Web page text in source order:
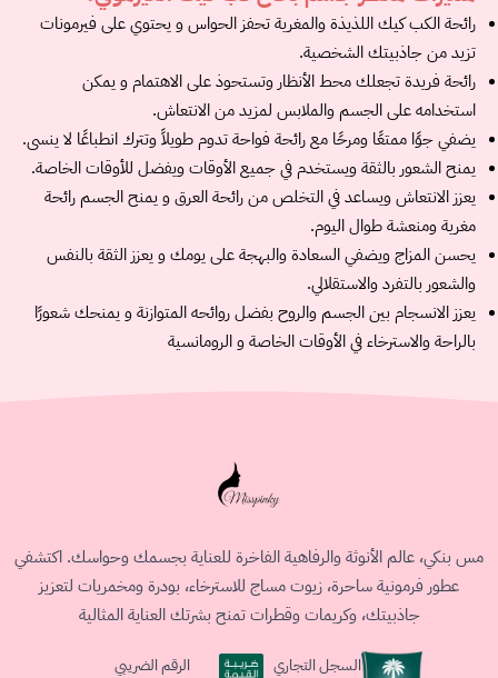
رائحة الكب كيك اللذيذة والمغرية تحفز الحواس و يحتوي على فيرمونات
تزيد من جاذبيتك الشخصية.
رائحة فريدة تجعلك محط الأنظار وتستحوذ على الاهتمام و يمكن
استخدامه على الجسم والملابس لمزيد من الانتعاش.
يضفي جوًا ممتعًا ومرحًا مع رائحة فواحة تدوم طويلاً وتترك انطباعًا لا ينسى.
يمنح الشعور بالثقة ويستخدم في جميع الأوقات ويفضل للأوقات الخاصة.
يعزز الانتعاش ويساعد في التخلص من رائحة العرق و يمنح الجسم رائحة
مغرية ومنعشة طوال اليوم.
يحسن المزاج ويضفي السعادة والبهجة على يومك و يعزز الثقة بالنفس
والشعور بالتفرد والاستقلالي.
يعزز الانسجام بين الجسم والروح بفضل روائحه المتوازنة و يمنحك شعورًا
بالراحة والاسترخاء في الأوقات الخاصة و الرومانسية
مس بنكي، عالم الأنوثة والرفاهية الفاخرة للعناية بجسمك وحواسك. اكتشفي
عطور فرمونية ساحرة، زيوت مساج للاسترخاء، بودرة ومخمريات لتعزيز
جاذبيتك، وكريمات وقطرات تمنح بشرتك العناية المثالية
السجل التجاري
الرقم الضريبي